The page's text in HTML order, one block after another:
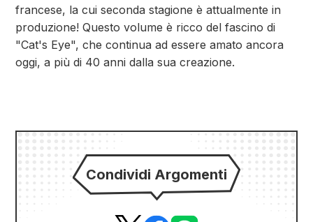
francese, la cui seconda stagione è attualmente in
produzione! Questo volume è ricco del fascino di
"Cat's Eye", che continua ad essere amato ancora
oggi, a più di 40 anni dalla sua creazione.
Condividi Argomenti